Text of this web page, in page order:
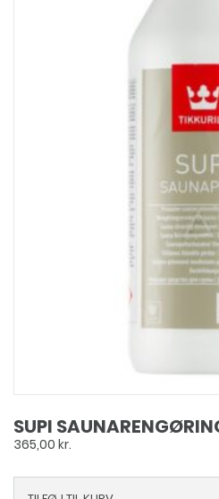
SUPI
365,00 kr.